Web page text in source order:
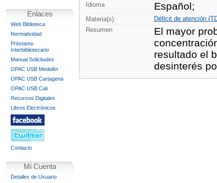
Enlaces
Web Biblioteca
Normatividad
Préstamo
Interbibliotecario
Manual Solicitudes
OPAC USB Medellín
OPAC USB Cartagena
OPAC USB Cali
Recursos Digitales
Libros Electrónicos
Contacto
Mi Cuenta
Detalles de Usuario
Idioma Español;
Materia(s)
Déficit de atención
Resumen
El mayor
resultado el
desinterés